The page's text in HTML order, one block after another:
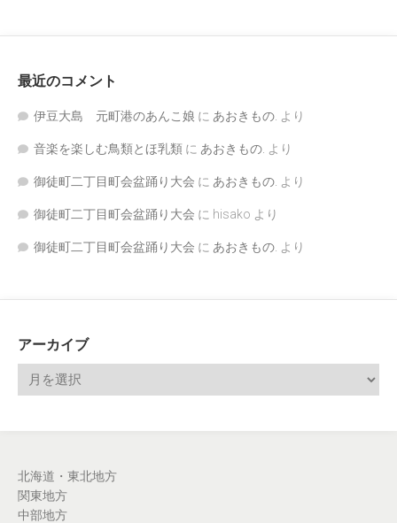
最近のコメント
伊豆大島 元町港のあんこ娘 に あおきもの. より
音楽を楽しむ鳥類とほ乳類 に あおきもの. より
御徒町二丁目町会盆踊り大会 に あおきもの. より
御徒町二丁目町会盆踊り大会 に hisako より
御徒町二丁目町会盆踊り大会 に あおきもの. より
アーカイブ
北海道・東北地方
関東地方
中部地方